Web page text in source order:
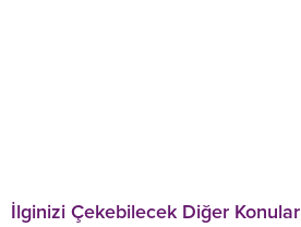
İlginizi Çekebilecek Diğer Konular